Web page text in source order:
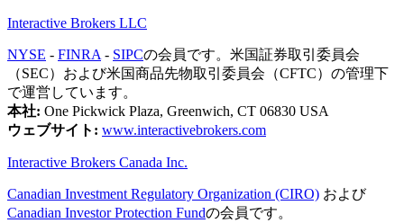
Interactive Brokers LLC
NYSE - FINRA - SIPCの会員です。米国証券取引委員会
（SEC）および米国商品先物取引委員会（CFTC）の管理下
で運営しています。
本社: One Pickwick Plaza, Greenwich, CT 06830 USA
ウェブサイト: www.interactivebrokers.com
Interactive Brokers Canada Inc.
Canadian Investment Regulatory Organization (CIRO) および
Canadian Investor Protection Fundの会員です。